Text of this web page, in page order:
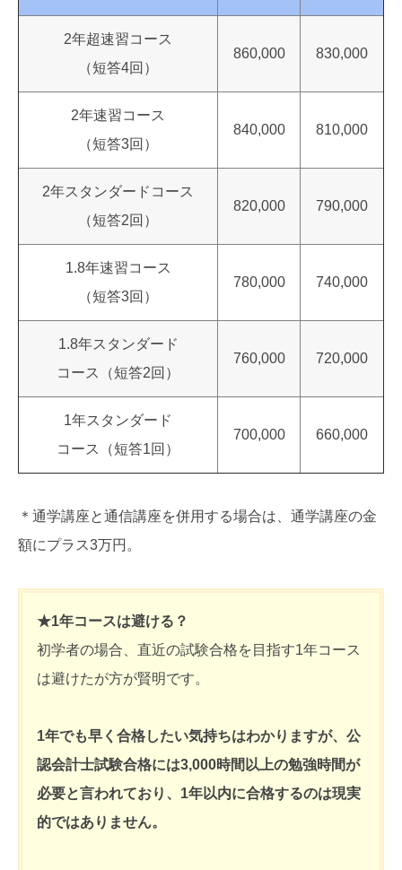
2年超速習コース
（短答4回）
860,000 830,000
2年速習コース
（短答3回）
840,000 810,000
2年スタンダードコース
（短答2回）
820,000 790,000
1.8年速習コース
（短答3回）
780,000 740,000
1.8年スタンダード
コース（短答2回）
760,000 720,000
1年スタンダード
コース（短答1回）
700,000 660,000
＊通学講座と通信講座を併用する場合は、通学講座の金
額にプラス3万円。
★1年コースは避ける？
初学者の場合、直近の試験合格を目指す1年コース
は避けたが方が賢明です。
1年でも早く合格したい気持ちはわかりますが、公
認会計士試験合格には3,000時間以上の勉強時間が
必要と言われており、1年以内に合格するのは現実
的ではありません。